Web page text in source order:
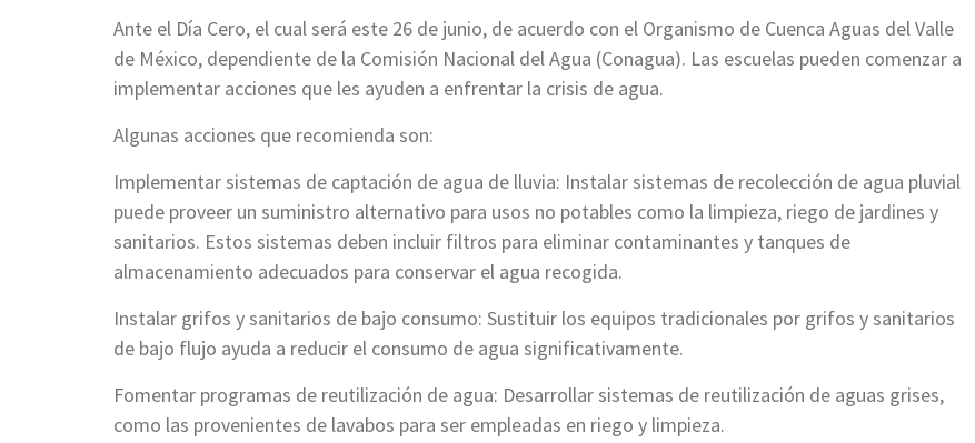
Ante el Día Cero, el cual será este 26 de junio, de acuerdo con el Organismo de Cuenca Aguas del Valle
de México, dependiente de la Comisión Nacional del Agua (Conagua). Las escuelas pueden comenzar a
implementar acciones que les ayuden a enfrentar la crisis de agua.
Algunas acciones que recomienda son:
Implementar sistemas de captación de agua de lluvia: Instalar sistemas de recolección de agua pluvial
puede proveer un suministro alternativo para usos no potables como la limpieza, riego de jardines y
sanitarios. Estos sistemas deben incluir filtros para eliminar contaminantes y tanques de
almacenamiento adecuados para conservar el agua recogida.
Instalar grifos y sanitarios de bajo consumo: Sustituir los equipos tradicionales por grifos y sanitarios
de bajo flujo ayuda a reducir el consumo de agua significativamente.
Fomentar programas de reutilización de agua: Desarrollar sistemas de reutilización de aguas grises,
como las provenientes de lavabos para ser empleadas en riego y limpieza.